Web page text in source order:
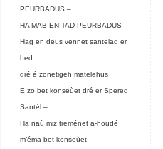
PEURBADUS –
HA MAB EN TAD PEURBADUS –
Hag en deus vennet santelad er
bed
dré é zonetigeh matelehus
E zo bet konseùet dré er Spered
Santél –
Ha naù miz treménet a-houdé
m’éma bet konseùet